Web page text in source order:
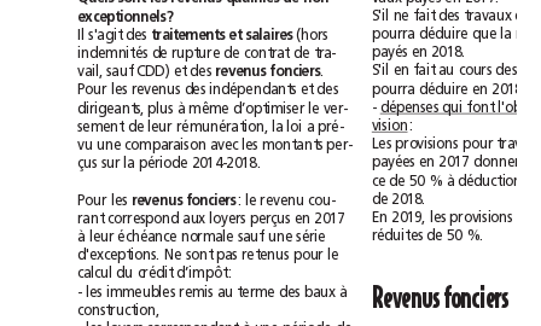
exceptionnels?
s'agit des traitements et salaires (hors
indemnités de rupture de contrat de
tra-
vail,
sauf CDD) et des revenus fonciers.
Pour les revenus des indépendants et des
plus à même d’optimiser le ver-
sement de leur la loi a
pré-
vu
une comparaison avec les montants
per-
çus
sur la période 2014-2018.
Pour les revenus fonciers: le revenu
cou-
rant
correspond aux loyers perçus en 2017
à leur échéance normale sauf une série
d'exceptions. Ne sont pas retenus pour le
du crédit d’impôt:
- les immeubles remis au terme des baux à
ne fait des
travaux
pourra
déduire que la
payés en 2018.
en fait au cours des
pourra déduire en 2018
-
dépenses qui font
vision:
Les provisions pour
payées en 2017
ce
de 50 % à
déduction
de
2018.
En
2019, les provisions
réduites de 50 %.
Revenus fonciers